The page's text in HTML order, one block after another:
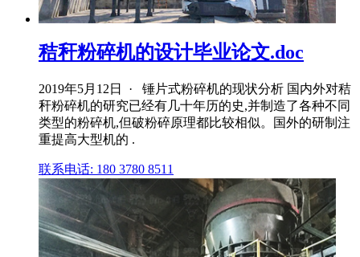
秸秆粉碎机的设计毕业论文.doc
2019年5月12日 · 锤片式粉碎机的现状分析 国内外对秸
秆粉碎机的研究已经有几十年历的史,并制造了各种不同
类型的粉碎机,但破粉碎原理都比较相似。国外的研制注
重提高大型机的 .
联系电话: 180 3780 8511